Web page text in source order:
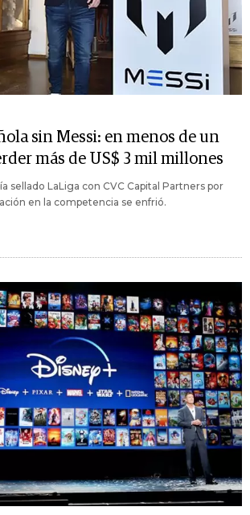
sin Messi: en menos de un
más de US$ 3 mil millones
sellado LaLiga con CVC Capital Partners por
en la competencia se enfrió.